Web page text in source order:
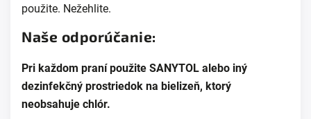
použite. Nežehlite.
Naše odporúčanie:
Pri každom praní použite SANYTOL alebo iný
dezinfekčný prostriedok na bielizeň, ktorý
neobsahuje chlór.